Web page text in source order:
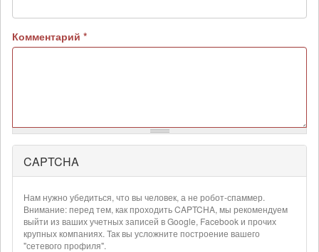
Комментарий *
Более
подробная
информация
текстовых
форматах
CAPTCHA
Нам нужно убедиться, что вы человек, а не робот-спаммер.
Внимание: перед тем, как проходить CAPTCHA, мы рекомендуем
выйти из ваших учетных записей в Google, Facebook и прочих
крупных компаниях. Так вы усложните построение вашего
"сетевого профиля".